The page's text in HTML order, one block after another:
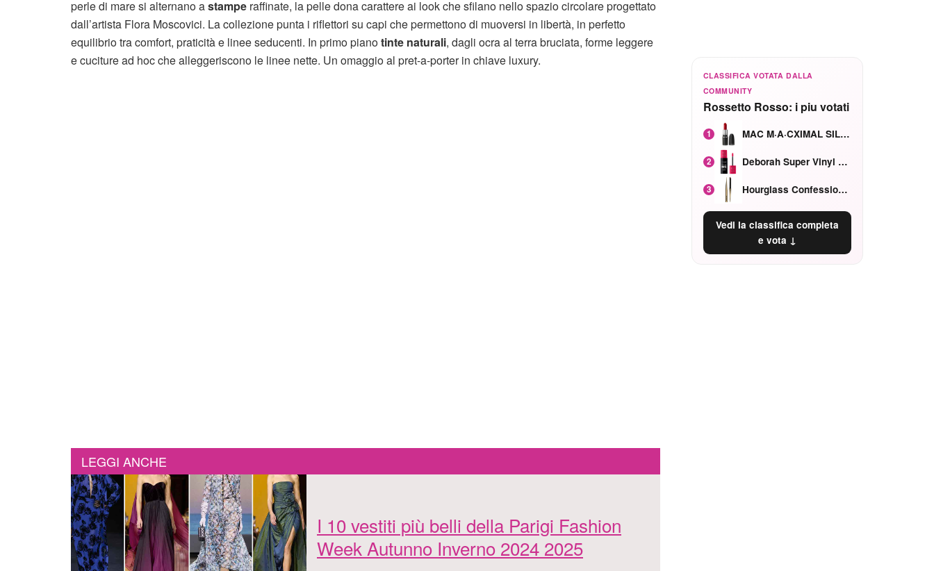
perle di mare si alternano astampe raffinate, la pelle dona carattere ai look che sfilano nello spazio circolare progettato
dall’artista Flora Moscovici. La collezione punta i riflettori su capi che permettono di muoversi in libertà, in perfetto
equilibrio tra comfort, praticità e linee seducenti. In primo pianotinte naturali, dagli ocra al terra bruciata, forme leggere
e cuciture ad hoc che alleggeriscono le linee nette. Un omaggio al pret-a-porter in chiave luxury.
LEGGI ANCHE
I 10 vestiti più belli della Parigi Fashion
Week Autunno Inverno 2024 2025
CLASSIFICA VOTATA DALLA
COMMUNITY
Rossetto Rosso: i piu votati
1 MAC M·A·CXIMAL SILKY MATTE Red Rock mat
2 Deborah Super Vinyl Shake Rosa Ciliegia
3 Hourglass Confession Ricaricabile Ultra Preciso Ad Alta Intensità Secretly Classic Red
Vedi la classifica completa
e vota ↓